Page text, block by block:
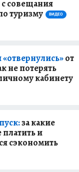
с совещания
туризму
ВИДЕО
от
не потерять
кабинету
за какие
и
сэкономить